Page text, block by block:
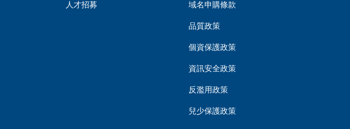
人才招募 域名申購條款
品質政策
個資保護政策
資訊安全政策
反濫用政策
兒少保護政策